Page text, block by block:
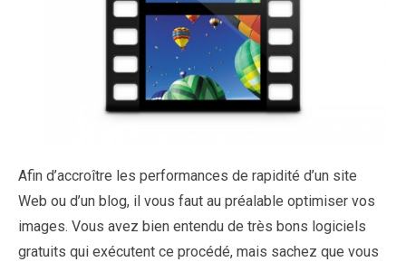
Afin d’accroître les performances de rapidité d’un site
Web ou d’un blog, il vous faut au préalable optimiser vos
images. Vous avez bien entendu de très bons logiciels
gratuits qui exécutent ce procédé, mais sachez que vous